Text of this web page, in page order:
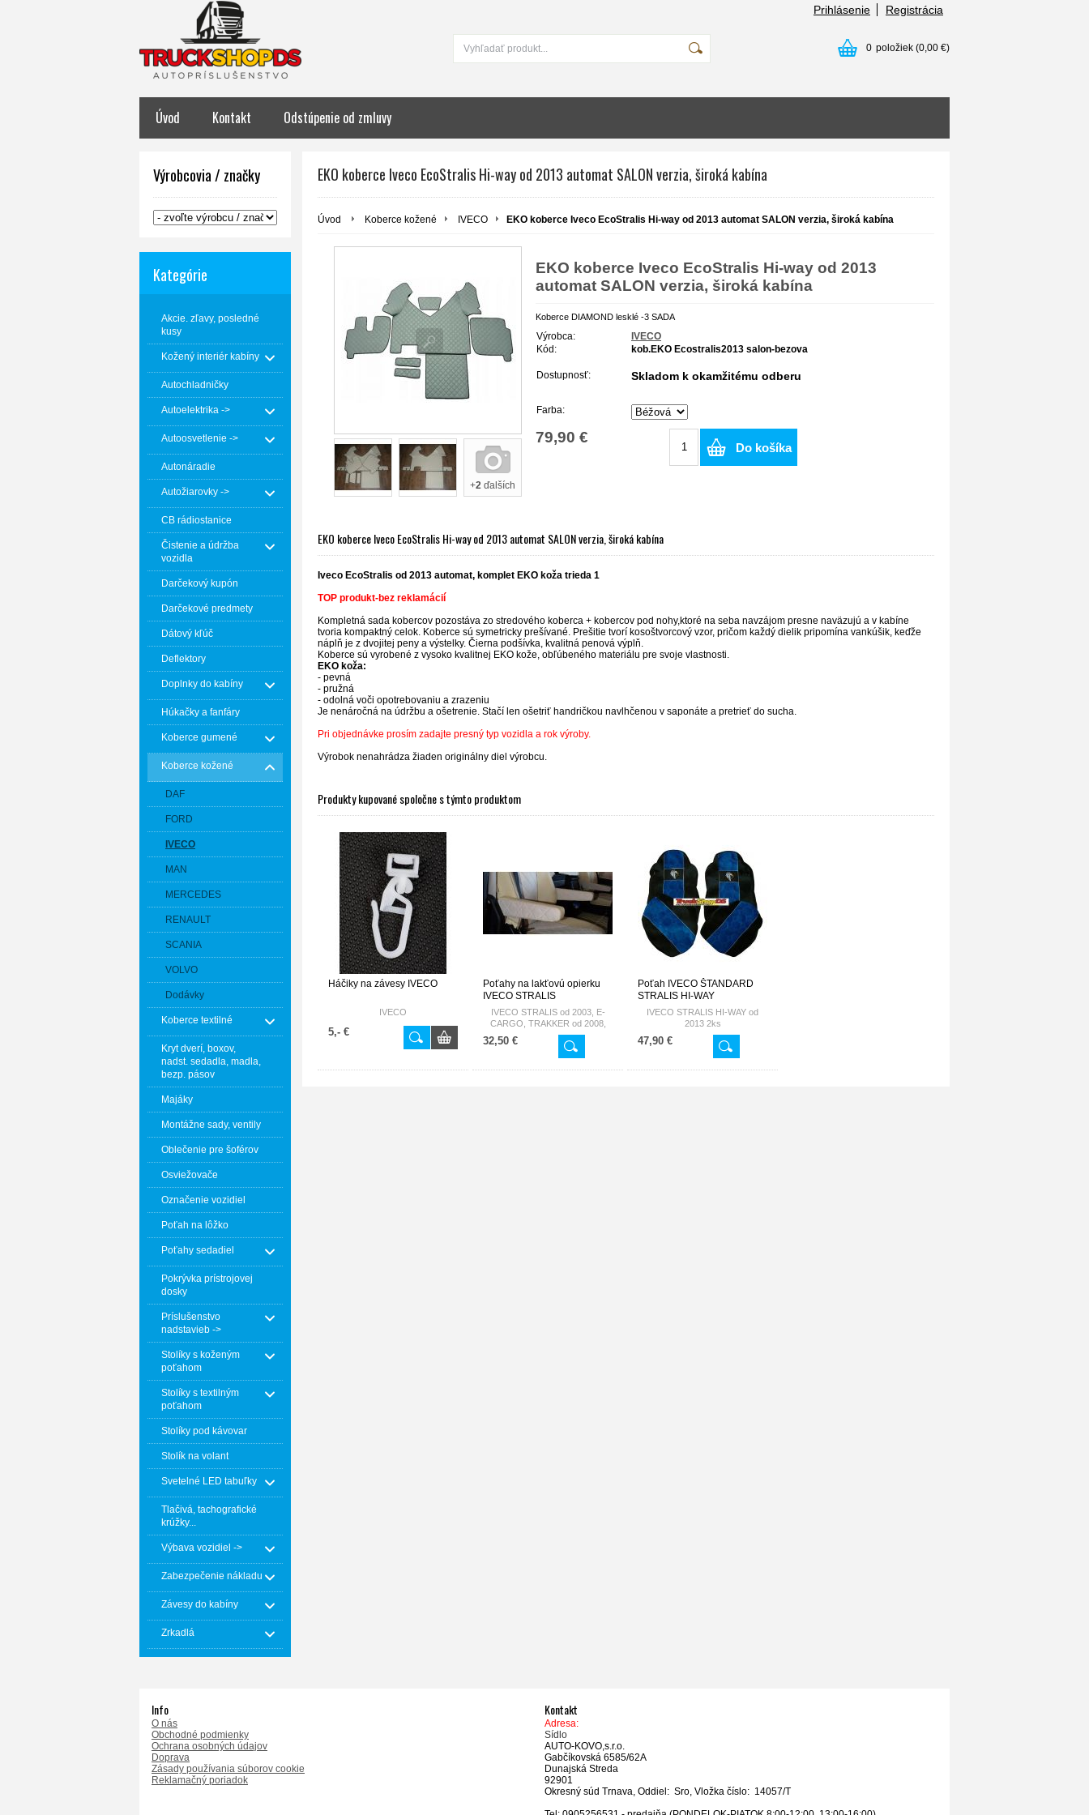
Prihlásenie Registrácia
0 položiek (0,00 €)
Úvod Kontakt Odstúpenie od zmluvy
Výrobcovia / značky
Kategórie
Akcie. zľavy, posledné
kusy
Kožený interiér kabíny
Autochladničky
Autoelektrika ->
Autoosvetlenie ->
Autonáradie
Autožiarovky ->
CB rádiostanice
Čistenie a údržba
vozidla
Darčekový kupón
Darčekové predmety
Dátový kľúč
Deflektory
Doplnky do kabíny
Húkačky a fanfáry
Koberce gumené
Koberce kožené
DAF
FORD
IVECO
MAN
MERCEDES
RENAULT
SCANIA
VOLVO
Dodávky
Koberce textilné
Kryt dverí, boxov,
nadst. sedadla, madla,
bezp. pásov
Majáky
Montážne sady, ventily
Oblečenie pre šoférov
Osviežovače
Označenie vozidiel
Poťah na lôžko
Poťahy sedadiel
Pokrývka prístrojovej
dosky
Príslušenstvo
nadstavieb ->
Stolíky s koženým
poťahom
Stolíky s textilným
poťahom
Stolíky pod kávovar
Stolík na volant
Svetelné LED tabuľky
Tlačivá, tachografické
krúžky...
Výbava vozidiel ->
Zabezpečenie nákladu
Závesy do kabíny
Zrkadlá
EKO koberce Iveco EcoStralis Hi-way od 2013 automat SALON verzia, široká kabína
Úvod Koberce kožené IVECO EKO koberce Iveco EcoStralis Hi-way od 2013 automat SALON verzia, široká kabína
+2 ďalších
EKO koberce Iveco EcoStralis Hi-way od 2013
automat SALON verzia, široká kabína
Koberce DIAMOND lesklé -3 SADA
Výrobca:
IVECO
Kód:
kob.EKO Ecostralis2013 salon-bezova
Dostupnosť: Skladom k okamžitému odberu
Farba:
79,90 €
Do košíka
EKO koberce Iveco EcoStralis Hi-way od 2013 automat SALON verzia, široká kabína
Iveco EcoStralis od 2013 automat, komplet EKO koža trieda 1
TOP produkt-bez reklamácií
Kompletná sada kobercov pozostáva zo stredového koberca + kobercov pod nohy,ktoré na seba navzájom presne naväzujú a v kabíne
tvoria kompaktný celok. Koberce sú symetricky prešívané. Prešitie tvorí kosoštvorcový vzor, pričom každý dielik pripomína vankúšik, keďže
náplň je z dvojitej peny a výstelky. Čierna podšívka, kvalitná penová výplň.
Koberce sú vyrobené z vysoko kvalitnej EKO kože, obľúbeného materiálu pre svoje vlastnosti.
EKO koža:
- pevná
- pružná
- odolná voči opotrebovaniu a zrazeniu
Je nenáročná na údržbu a ošetrenie. Stačí len ošetriť handričkou navlhčenou v saponáte a pretrieť do sucha.
Pri objednávke prosím zadajte presný typ vozidla a rok výroby.
Výrobok nenahrádza žiaden originálny diel výrobcu.
Produkty kupované spoločne s týmto produktom
Háčiky na závesy IVECO
IVECO
5,- €
Poťahy na lakťovú opierku
IVECO STRALIS
IVECO STRALIS od 2003, E-
CARGO, TRAKKER od 2008,
ECOSTRALIS - HIWAY sada
32,50 €
Poťah IVECO ŠTANDARD
STRALIS HI-WAY
IVECO STRALIS HI-WAY od
2013 2ks
47,90 €
Info
O nás
Obchodné podmienky
Ochrana osobných údajov
Doprava
Zásady používania súborov cookie
Reklamačný poriadok
Kontakt
Adresa:
Sídlo
AUTO-KOVO,s.r.o.
Gabčíkovská 6585/62A
Dunajská Streda
92901
Okresný súd Trnava, Oddiel: Sro, Vložka číslo: 14057/T